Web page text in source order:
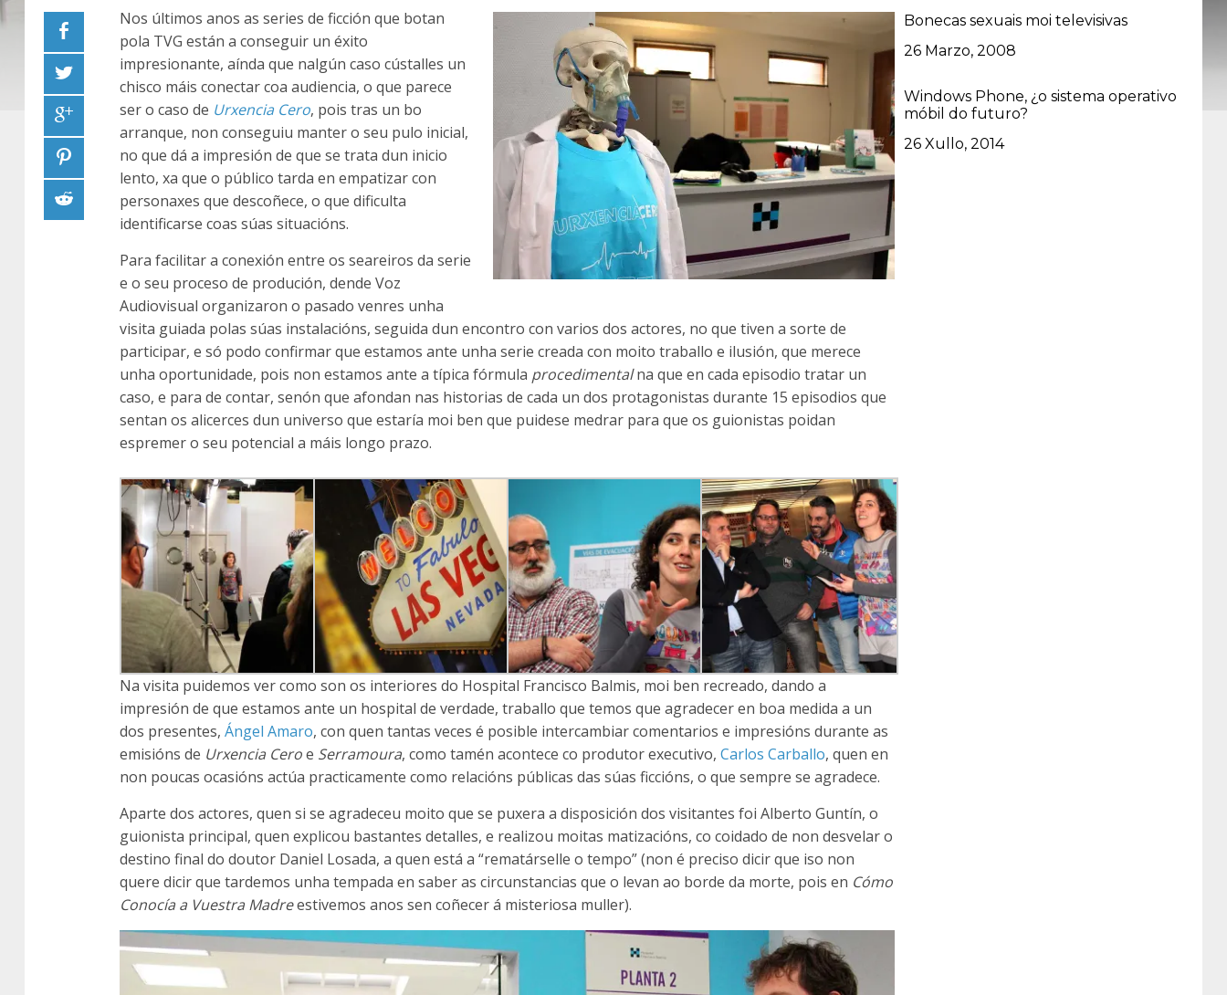
Nos últimos anos as series de ficción que botan
pola TVG están a conseguir un éxito
impresionante, aínda que nalgún caso cústalles un
chisco máis conectar coa audiencia, o que parece
ser o caso de Urxencia Cero, pois tras un bo
arranque, non conseguiu manter o seu pulo inicial,
no que dá a impresión de que se trata dun inicio
lento, xa que o público tarda en empatizar con
personaxes que descoñece, o que dificulta
identificarse coas súas situacións.
Para facilitar a conexión entre os seareiros da serie
e o seu proceso de produción, dende Voz
Audiovisual organizaron o pasado venres unha
visita guiada polas súas instalacións, seguida dun encontro con varios dos actores, no que tiven a sorte de
participar, e só podo confirmar que estamos ante unha serie creada con moito traballo e ilusión, que merece
unha oportunidade, pois non estamos ante a típica fórmula procedimentalna que en cada episodio tratar un
caso, e para de contar, senón que afondan nas historias de cada un dos protagonistas durante 15 episodios que
sentan os alicerces dun universo que estaría moi ben que puidese medrar para que os guionistas poidan
espremer o seu potencial a máis longo prazo.
Na visita puidemos ver como son os interiores do Hospital Francisco Balmis, moi ben recreado, dando a
impresión de que estamos ante un hospital de verdade, traballo que temos que agradecer en boa medida a un
dos presentes, Ángel Amaro, con quen tantas veces é posible intercambiar comentarios e impresións durante as
emisións de Urxencia Ceroe Serramoura, como tamén acontece co produtor executivo, Carlos Carballo, quen en
non poucas ocasións actúa practicamente como relacións públicas das súas ficcións, o que sempre se agradece.
Aparte dos actores, quen si se agradeceu moito que se puxera a disposición dos visitantes foi Alberto Guntín, o
guionista principal, quen explicou bastantes detalles, e realizou moitas matizacións, co coidado de non desvelar o
destino final do doutor Daniel Losada, a quen está a “rematárselle o tempo” (non é preciso dicir que iso non
quere dicir que tardemos unha tempada en saber as circunstancias que o levan ao borde da morte, pois en Cómo
Conocía a Vuestra Madreestivemos anos sen coñecer á misteriosa muller).
Bonecas sexuais moi televisivas
Data
26 Marzo, 2008
Windows Phone, ¿o sistema operativo
móbil do futuro?
Data
26 Xullo, 2014